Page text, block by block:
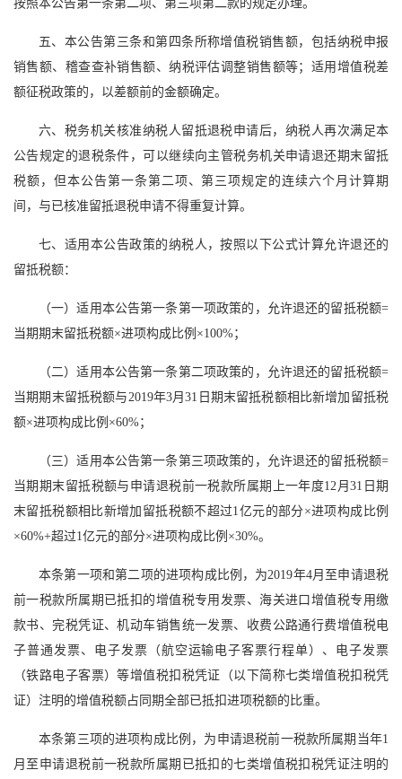
按照本公告第一条第二项、第三项第二款的规定办理。
五、本公告第三条和第四条所称增值税销售额，包括纳税申报
销售额、稽查查补销售额、纳税评估调整销售额等；适用增值税差
额征税政策的，以差额前的金额确定。
六、税务机关核准纳税人留抵退税申请后，纳税人再次满足本
公告规定的退税条件，可以继续向主管税务机关申请退还期末留抵
税额，但本公告第一条第二项、第三项规定的连续六个月计算期
间，与已核准留抵退税申请不得重复计算。
七、适用本公告政策的纳税人，按照以下公式计算允许退还的
留抵税额：
（一）适用本公告第一条第一项政策的，允许退还的留抵税额=
当期期末留抵税额×进项构成比例×100%；
（二）适用本公告第一条第二项政策的，允许退还的留抵税额=
当期期末留抵税额与2019年3月31日期末留抵税额相比新增加留抵税
额×进项构成比例×60%；
（三）适用本公告第一条第三项政策的，允许退还的留抵税额=
当期期末留抵税额与申请退税前一税款所属期上一年度12月31日期
末留抵税额相比新增加留抵税额不超过1亿元的部分×进项构成比例
×60%+超过1亿元的部分×进项构成比例×30%。
本条第一项和第二项的进项构成比例，为2019年4月至申请退税
前一税款所属期已抵扣的增值税专用发票、海关进口增值税专用缴
款书、完税凭证、机动车销售统一发票、收费公路通行费增值税电
子普通发票、电子发票（航空运输电子客票行程单）、电子发票
（铁路电子客票）等增值税扣税凭证（以下简称七类增值税扣税凭
证）注明的增值税额占同期全部已抵扣进项税额的比重。
本条第三项的进项构成比例，为申请退税前一税款所属期当年1
月至申请退税前一税款所属期已抵扣的七类增值税扣税凭证注明的